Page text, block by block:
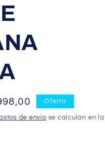
Oferta
de envío se calculan en la